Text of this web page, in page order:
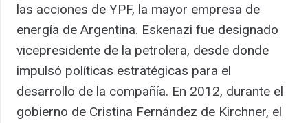
las acciones de YPF, la mayor empresa de
energía de Argentina. Eskenazi fue designado
vicepresidente de la petrolera, desde donde
impulsó políticas estratégicas para el
desarrollo de la compañía. En 2012, durante el
gobierno de Cristina Fernández de Kirchner, el